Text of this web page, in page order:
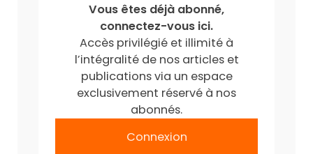
Vous êtes déjà abonné,
connectez-vous ici.
Accès privilégié et illimité à
l’intégralité de nos articles et
publications via un espace
exclusivement réservé à nos
abonnés.
Connexion